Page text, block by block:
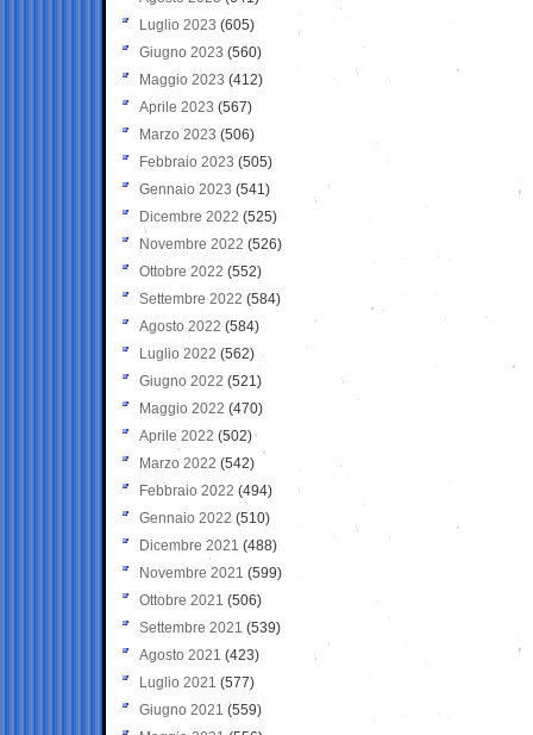
Luglio 2023 (605)
Giugno 2023 (560)
Maggio 2023 (412)
Aprile 2023 (567)
Marzo 2023 (506)
Febbraio 2023 (505)
Gennaio 2023 (541)
Dicembre 2022 (525)
Novembre 2022 (526)
Ottobre 2022 (552)
Settembre 2022 (584)
Agosto 2022 (584)
Luglio 2022 (562)
Giugno 2022 (521)
Maggio 2022 (470)
Aprile 2022 (502)
Marzo 2022 (542)
Febbraio 2022 (494)
Gennaio 2022 (510)
Dicembre 2021 (488)
Novembre 2021 (599)
Ottobre 2021 (506)
Settembre 2021 (539)
Agosto 2021 (423)
Luglio 2021 (577)
Giugno 2021(559)